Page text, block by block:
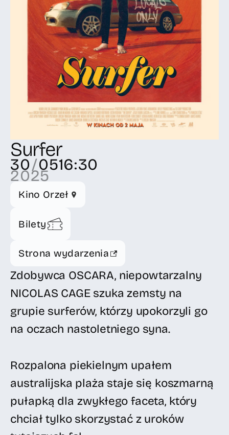
Surfer
30/05
2025
16:30
Kino Orzeł
Bilety
Strona wydarzenia
Zdobywca OSCARA, niepowtarzalny
NICOLAS CAGE szuka zemsty na
grupie surferów, którzy upokorzyli go
na oczach nastoletniego syna.
Rozpalona piekielnym upałem
australijska plaża staje się koszmarną
pułapką dla zwykłego faceta, który
chciał tylko skorzystać z uroków